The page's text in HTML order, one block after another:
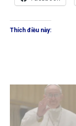
Thích điều này: